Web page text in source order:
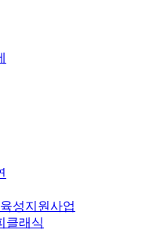
성지원사업
클래식